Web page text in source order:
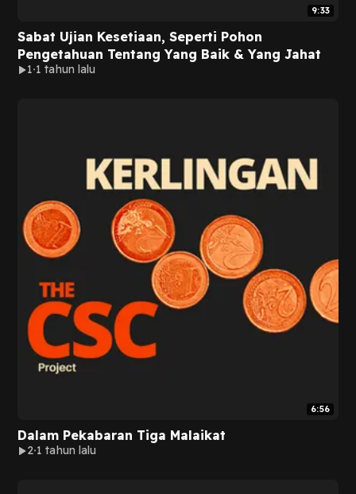
9:33
Sabat Ujian Kesetiaan, Seperti Pohon
Pengetahuan Tentang Yang Baik & Yang Jahat
1 1 tahun lalu
6:56
Dalam Pekabaran Tiga Malaikat
2 1 tahun lalu